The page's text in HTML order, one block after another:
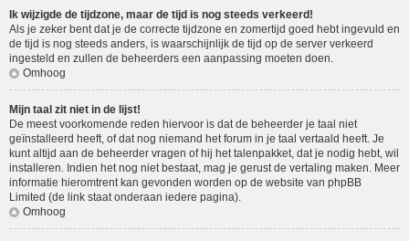
Ik wijzigde de tijdzone, maar de tijd is nog steeds verkeerd!
Als je zeker bent dat je de correcte tijdzone en zomertijd goed hebt ingevuld en
de tijd is nog steeds anders, is waarschijnlijk de tijd op de server verkeerd
ingesteld en zullen de beheerders een aanpassing moeten doen.
Omhoog
Mijn taal zit niet in de lijst!
De meest voorkomende reden hiervoor is dat de beheerder je taal niet
geïnstalleerd heeft, of dat nog niemand het forum in je taal vertaald heeft. Je
kunt altijd aan de beheerder vragen of hij het talenpakket, dat je nodig hebt, wil
installeren. Indien het nog niet bestaat, mag je gerust de vertaling maken. Meer
informatie hieromtrent kan gevonden worden op de website van phpBB
Limited (de link staat onderaan iedere pagina).
Omhoog